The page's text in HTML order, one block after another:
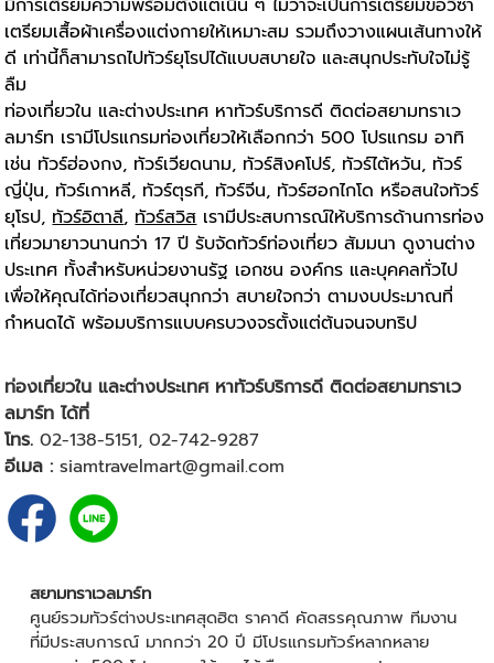
มีการเตีรยมความพร้อมตั้งแต่เนิ่น ๆ ไม่ว่าจะเป็นการเตรียมขอวีซ่า
เตรียมเสื้อผ้าเครื่องแต่งกายให้เหมาะสม รวมถึงวางแผนเส้นทางให้
ดี เท่านี้ก็สามารถไปทัวร์ยุโรปได้แบบสบายใจ และสนุกประทับใจไม่รู้
ลืม
ท่องเที่ยวใน และต่างประเทศ หาทัวร์บริการดี ติดต่อสยามทราเว
ลมาร์ท เรามีโปรแกรมท่องเที่ยวให้เลือกกว่า 500 โปรแกรม อาทิ
เช่น ทัวร์ฮ่องกง, ทัวร์เวียดนาม, ทัวร์สิงคโปร์, ทัวร์ไต้หวัน, ทัวร์
ญี่ปุ่น, ทัวร์เกาหลี, ทัวร์ตุรกี, ทัวร์จีน, ทัวร์ฮอกไกโด หรือสนใจทัวร์
ยุโรป,ทัวร์อิตาลี,ทัวร์สวิสเรามีประสบการณ์ให้บริการด้านการท่อง
เที่ยวมายาวนานกว่า 17 ปี รับจัดทัวร์ท่องเที่ยว สัมมนา ดูงานต่าง
ประเทศ ทั้งสำหรับหน่วยงานรัฐ เอกชน องค์กร และบุคคลทั่วไป
เพื่อให้คุณได้ท่องเที่ยวสนุกกว่า สบายใจกว่า ตามงบประมาณที่
กำหนดได้ พร้อมบริการแบบครบวงจรตั้งแต่ต้นจนจบทริป
ท่องเที่ยวใน และต่างประเทศ หาทัวร์บริการดี ติดต่อสยามทราเว
ลมาร์ท ได้ที่
โทร. 02-138-5151, 02-742-9287
อีเมล : siamtravelmart@gmail.com
สยามทราเวลมาร์ท
ศูนย์รวมทัวร์ต่างประเทศสุดฮิต ราคาดี คัดสรรคุณภาพ ทีมงาน
ที่มีประสบการณ์ มากกว่า 20 ปี มีโปรแกรมทัวร์หลากหลาย